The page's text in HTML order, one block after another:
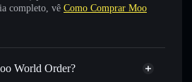
completo, vê Como Comprar Moo
World Order?